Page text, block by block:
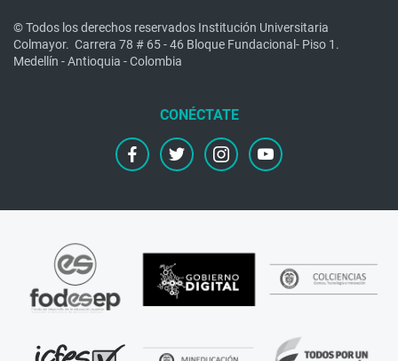
© Todos los derechos reservados Institución Universitaria
Colmayor. Carrera 78 # 65 - 46 Bloque Fundacional- Piso 1.
Medellín - Antioquia - Colombia